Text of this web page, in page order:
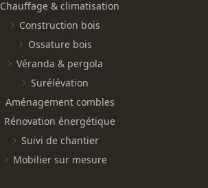
Chauffage & climatisation
Construction bois
Ossature bois
Véranda & pergola
Surélévation
Aménagement combles
Rénovation énergétique
Suivi de chantier
Mobilier sur mesure